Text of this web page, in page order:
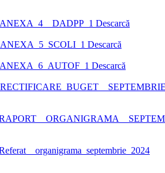
Descarcă
Descarcă
Descarcă